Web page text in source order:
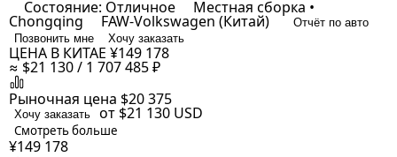
Состояние: Отличное Местная сборка •
Chongqing FAW-Volkswagen (Китай)
Отчёт по авто
Позвонить мне
Хочу заказать
ЦЕНА В КИТАЕ ¥149 178
≈ $21 130 / 1 707 485 ₽
Рыночная цена $20 375
Хочу заказать от $21 130 USD
Смотреть больше
¥149 178